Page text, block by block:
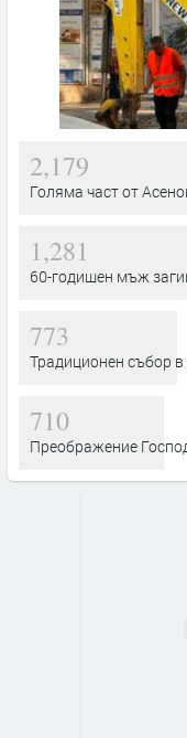
2,179
Голяма част от
1,281
60-годишен мъж
773
Традиционен събор
710
Преображение